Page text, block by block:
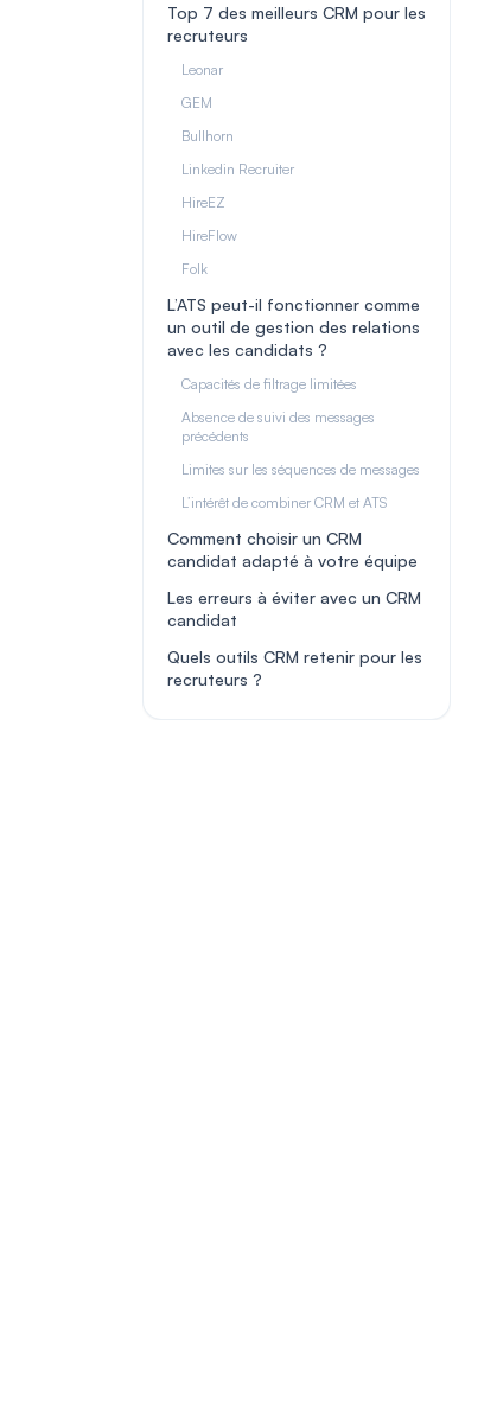
Top 7 des meilleurs CRM pour les
recruteurs
Leonar
GEM
Bullhorn
Linkedin Recruiter
HireEZ
HireFlow
Folk
L’ATS peut-il fonctionner comme
un outil de gestion des relations
avec les candidats ?
Capacités de filtrage limitées
Absence de suivi des messages
précédents
Limites sur les séquences de messages
L’intérêt de combiner CRM et ATS
Comment choisir un CRM
candidat adapté à votre équipe
Les erreurs à éviter avec un CRM
candidat
Quels outils CRM retenir pour les
recruteurs ?